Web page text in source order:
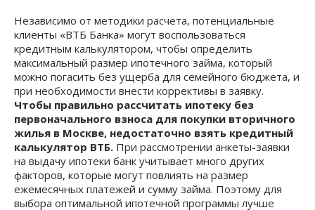
Независимо от методики расчета, потенциальные
клиенты «ВТБ Банка» могут воспользоваться
кредитным калькулятором, чтобы определить
максимальный размер ипотечного займа, который
можно погасить без ущерба для семейного бюджета, и
при необходимости внести коррективы в заявку.
Чтобы правильно рассчитать ипотеку без
первоначального взноса для покупки вторичного
жилья в Москве, недостаточно взять кредитный
калькулятор ВТБ. При рассмотрении анкеты-заявки
на выдачу ипотеки банк учитывает много других
факторов, которые могут повлиять на размер
ежемесячных платежей и сумму займа. Поэтому для
выбора оптимальной ипотечной программы лучше